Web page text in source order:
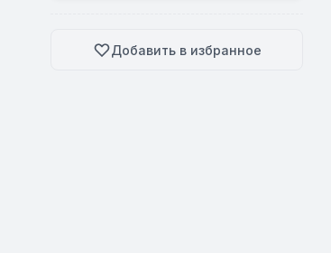
Добавить в избранное